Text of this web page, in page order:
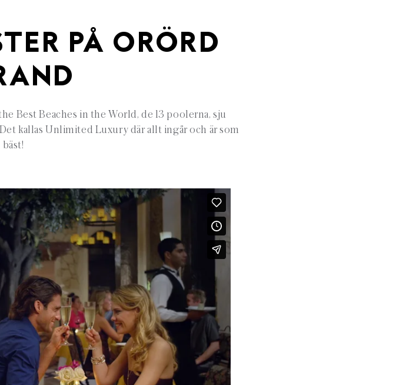
PÅ ORÖRD
Best Beaches in the World, de 13 poolerna, sju
kallas Unlimited Luxury där allt ingår och är som
bäst!